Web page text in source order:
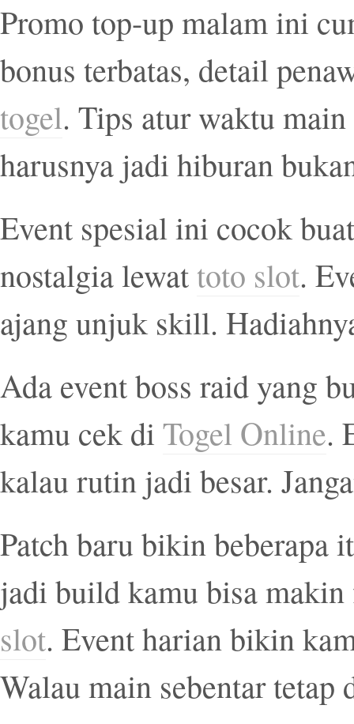
Promo top-up malam ini
bonus terbatas, detail
togel. Tips atur waktu
harusnya jadi hiburan
Event spesial ini cocok
nostalgia lewat toto slot.
ajang unjuk skill.
Ada event boss raid yang
kamu cek di Togel Online.
kalau rutin jadi besar.
Patch baru bikin beberapa
jadi build kamu bisa
slot. Event harian bikin
Walau main sebentar tetap